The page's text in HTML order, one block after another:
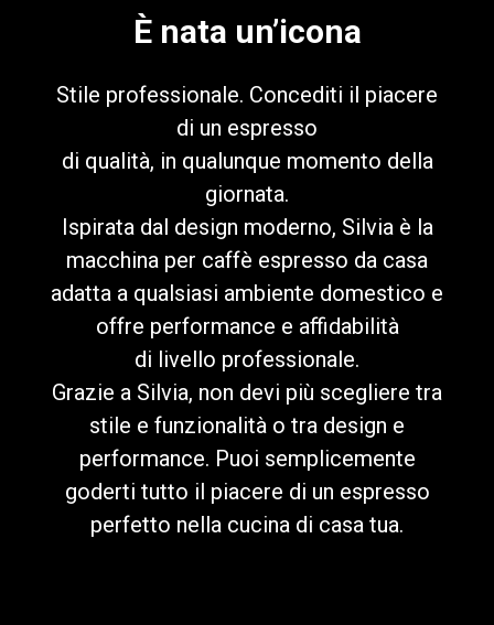
È nata un’icona
Stile professionale. Concediti il piacere
di un espresso
di qualità, in qualunque momento della
giornata.
Ispirata dal design moderno, Silvia è la
macchina per caffè espresso da casa
adatta a qualsiasi ambiente domestico e
offre performance e affidabilità
di livello professionale.
Grazie a Silvia, non devi più scegliere tra
stile e funzionalità o tra design e
performance. Puoi semplicemente
goderti tutto il piacere di un espresso
perfetto nella cucina di casa tua.
Contattaci
Privacy Policy